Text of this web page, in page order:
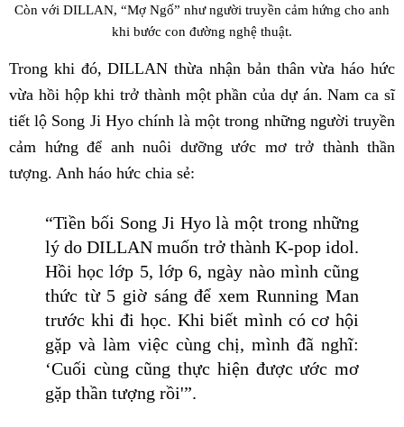
Còn với DILLAN, “Mợ Ngố” như người truyền cảm hứng cho anh
khi bước con đường nghệ thuật.
Trong khi đó, DILLAN thừa nhận bản thân vừa háo hức
vừa hồi hộp khi trở thành một phần của dự án. Nam ca sĩ
tiết lộ Song Ji Hyo chính là một trong những người truyền
cảm hứng để anh nuôi dưỡng ước mơ trở thành thần
tượng. Anh háo hức chia sẻ:
“Tiền bối Song Ji Hyo là một trong những
lý do DILLAN muốn trở thành K-pop idol.
Hồi học lớp 5, lớp 6, ngày nào mình cũng
thức từ 5 giờ sáng để xem Running Man
trước khi đi học. Khi biết mình có cơ hội
gặp và làm việc cùng chị, mình đã nghĩ:
‘Cuối cùng cũng thực hiện được ước mơ
gặp thần tượng rồi'”.